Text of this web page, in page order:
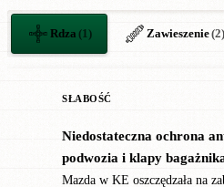
Rdza (1) Zawieszenie(2)
SŁABOŚĆ
Niedostateczna ochrona
podwozia i klapy
Mazda w KE oszczędzała na